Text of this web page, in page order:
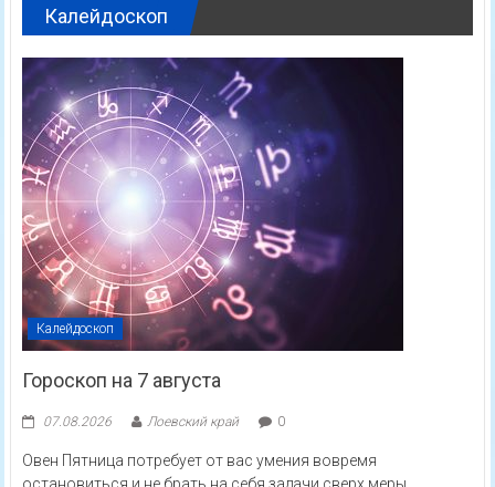
Калейдоскоп
Калейдоскоп
Гороскоп на 7 августа
07.08.2026 Лоевский край 0
Овен Пятница потребует от вас умения вовремя
остановиться и не брать на себя задачи сверх меры.